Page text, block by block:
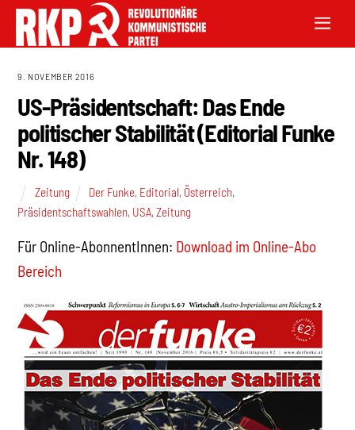
9. NOVEMBER 2016
US-Präsidentschaft: Das Ende
politischer Stabilität (Editorial Funke
Nr. 148)
Zeitung Der Funke, Editorial, Österreich,
Präsidentschaftswahlen, USA,Zeitung
Für Online-AbonnentInnen: Download im Online-Abo
Bereich